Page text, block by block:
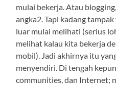
mulai bekerja. Atau
angka2. Tapi kadang
luar mulai melihati (serius
melihat kalau kita bekerja
mobil). Jadi akhirnya itu
menyendiri. Di tengah
communities, dan Internet;